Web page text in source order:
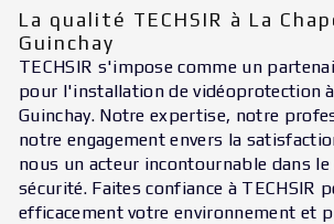
La qualité TECHSIR à La
Guinchay
TECHSIR s'impose comme un
pour l'installation de vidéoprotection
Guinchay. Notre expertise, notre
notre engagement envers la
nous un acteur incontournable dans le
sécurité. Faites confiance à TECHSIR
efficacement votre environnement et